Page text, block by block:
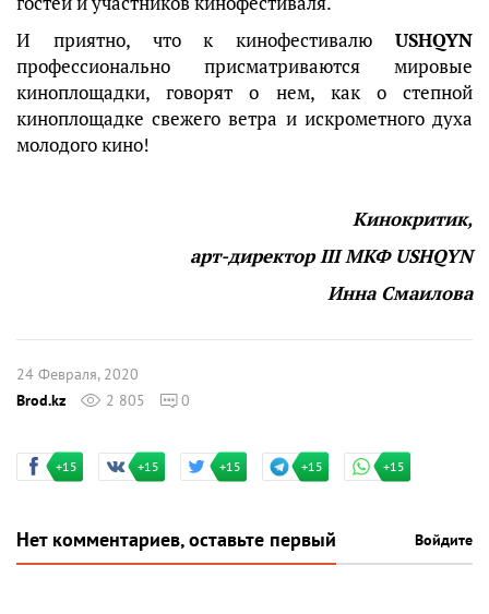
И приятно, что к кинофестивалю USHQYN
профессионально присматриваются мировые
киноплощадки, говорят о нем, как о степной
киноплощадке свежего ветра и искрометного духа
молодого кино!
Кинокритик,
арт-директор III МКФ USHQYN
Инна Смаилова
24 Февраля, 2020
Brod.kz
2 805 0
+15 +15 +15 +15 +15
Нет комментариев, оставьте первый Войдите